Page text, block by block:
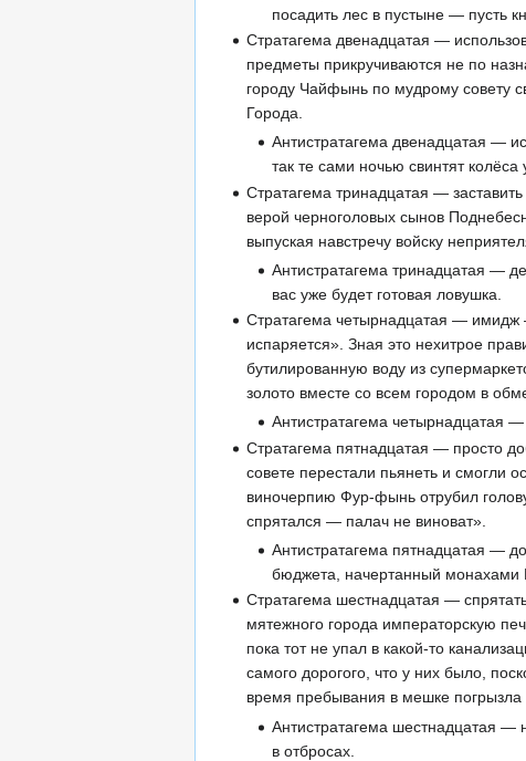
посадить лес в пустыне — пусть
Стратагема двенадцатая —
предметы прикручиваются не по
городу Чайфынь по мудрому совету
Города.
Антистратагема двенадцатая —
так те сами ночью свинтят
Стратагема тринадцатая —
верой черноголовых сынов
выпуская навстречу войску
Антистратагема тринадцатая —
вас уже будет готовая ловушка.
Стратагема четырнадцатая — имидж
испаряется». Зная это нехитрое
бутилированную воду из
золото вместе со всем городом в
Антистратагема четырнадцатая —
Стратагема пятнадцатая — просто
совете перестали пьянеть и смогли
виночерпию Фур-фынь отрубил
спрятался — палач не виноват».
Антистратагема пятнадцатая —
бюджета, начертанный монахами
Стратагема шестнадцатая —
мятежного города императорскую
пока тот не упал в какой-то
самого дорогого, что у них было,
время пребывания в мешке погрызла
Антистратагема шестнадцатая —
в отбросах.